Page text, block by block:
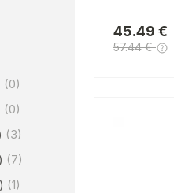
(0)
(0)
(3)
(7)
(1)
45.49 €
57.44 €